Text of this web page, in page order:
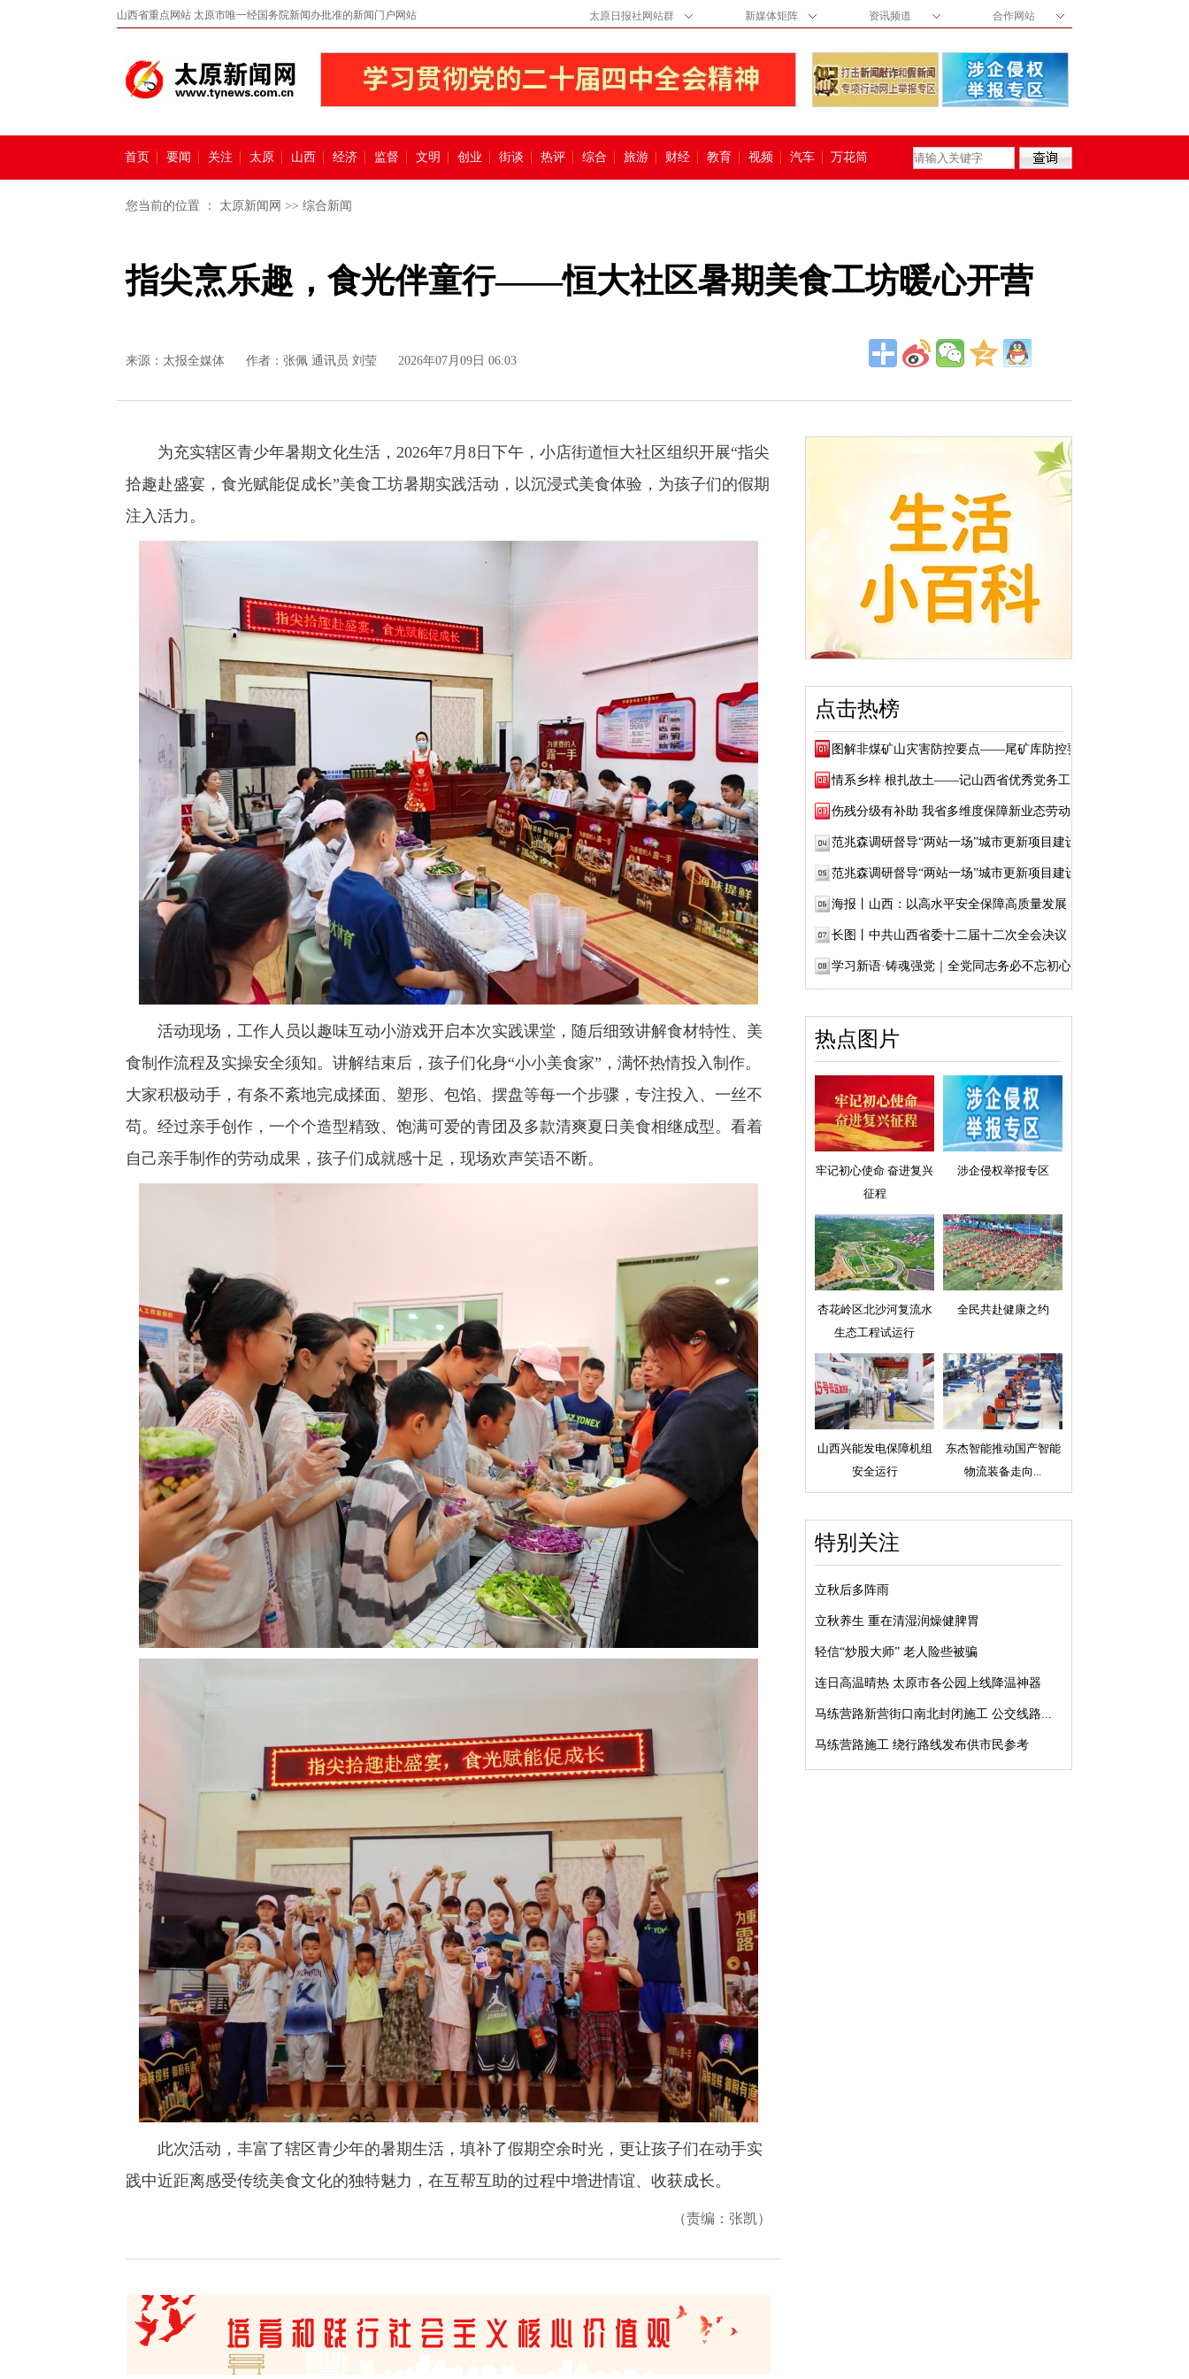
山西省重点网站 太原市唯一经国务院新闻办批准的新闻门户网站 太原日报社网站群 新媒体矩阵 资讯频道 合作网站
首页 要闻 关注 太原 山西 经济 监督 文明 创业 街谈 热评 综合 旅游 财经 教育 视频 汽车 万花筒
您当前的位置 ： 太原新闻网 >> 综合新闻
指尖烹乐趣，食光伴童行——恒大社区暑期美食工坊暖心开营
来源： 太报全媒体 作者：张佩 通讯员 刘莹 2026年07月09日 06:03
为充实辖区青少年暑期文化生活，2026年7月8日下午，小店街道恒大社区组织开展“指尖
拾趣赴盛宴，食光赋能促成长”美食工坊暑期实践活动，以沉浸式美食体验，为孩子们的假期
注入活力。
活动现场，工作人员以趣味互动小游戏开启本次实践课堂，随后细致讲解食材特性、美
食制作流程及实操安全须知。讲解结束后，孩子们化身“小小美食家”，满怀热情投入制作。
大家积极动手，有条不紊地完成揉面、塑形、包馅、摆盘等每一个步骤，专注投入、一丝不
苟。经过亲手创作，一个个造型精致、饱满可爱的青团及多款清爽夏日美食相继成型。看着
自己亲手制作的劳动成果，孩子们成就感十足，现场欢声笑语不断。
此次活动，丰富了辖区青少年的暑期生活，填补了假期空余时光，更让孩子们在动手实
践中近距离感受传统美食文化的独特魅力，在互帮互助的过程中增进情谊、收获成长。
（责编：张凯）
点击热榜
图解非煤矿山灾害防控要点——尾矿库防控要点
情系乡梓 根扎故土——记山西省优秀党务工作...
伤残分级有补助 我省多维度保障新业态劳动者...
范兆森调研督导“两站一场”城市更新项目建设
范兆森调研督导“两站一场”城市更新项目建设
海报丨山西：以高水平安全保障高质量发展
长图丨中共山西省委十二届十二次全会决议
学习新语·铸魂强党｜全党同志务必不忘初心、...
热点图片
牢记初心使命 奋进复兴
征程
涉企侵权举报专区
杏花岭区北沙河复流水
生态工程试运行
全民共赴健康之约
山西兴能发电保障机组
安全运行
东杰智能推动国产智能
物流装备走向...
特别关注
立秋后多阵雨
立秋养生 重在清湿润燥健脾胃
轻信“炒股大师” 老人险些被骗
连日高温晴热 太原市各公园上线降温神器
马练营路新营街口南北封闭施工 公交线路...
马练营路施工 绕行路线发布供市民参考